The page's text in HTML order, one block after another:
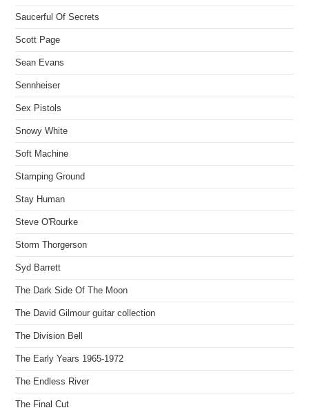
Saucerful Of Secrets
Scott Page
Sean Evans
Sennheiser
Sex Pistols
Snowy White
Soft Machine
Stamping Ground
Stay Human
Steve O'Rourke
Storm Thorgerson
Syd Barrett
The Dark Side Of The Moon
The David Gilmour guitar collection
The Division Bell
The Early Years 1965-1972
The Endless River
The Final Cut